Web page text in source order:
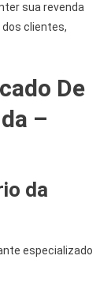
sua revenda
clientes,
De
–
da
especializado